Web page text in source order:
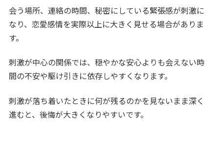
会う場所、連絡の時間、秘密にしている緊張感が刺激に
なり、恋愛感情を実際以上に大きく見せる場合がありま
す。
刺激が中心の関係では、穏やかな安心よりも会えない時
間の不安や駆け引きに依存しやすくなります。
刺激が落ち着いたときに何が残るのかを見ないまま深く
進むと、後悔が大きくなりやすいです。